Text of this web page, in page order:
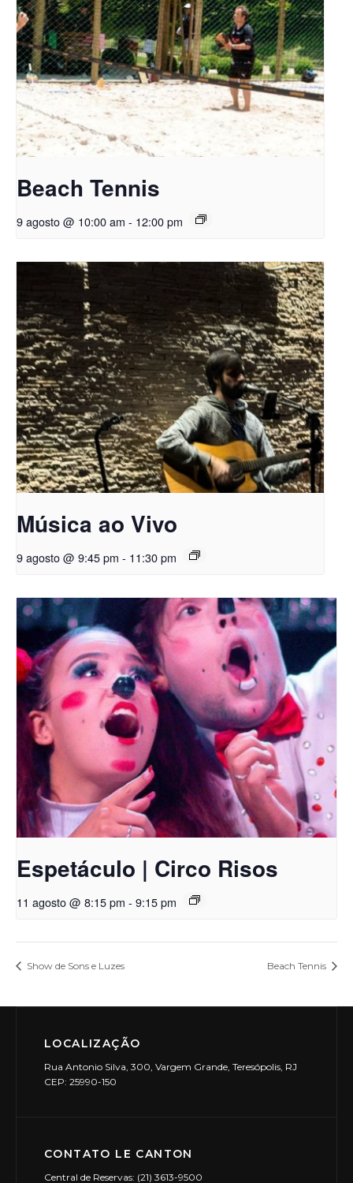
Beach Tennis
9 agosto @ 10:00 am - 12:00 pm
Música ao Vivo
9 agosto @ 9:45 pm - 11:30 pm
Espetáculo | Circo Risos
11 agosto @ 8:15 pm - 9:15 pm
Show de Sons e Luzes Beach Tennis
LOCALIZAÇÃO
Rua Antonio Silva, 300, Vargem Grande, Teresópolis, RJ
CEP: 25990-150
CONTATO LE CANTON
Central de Reservas: (21) 3613-9500